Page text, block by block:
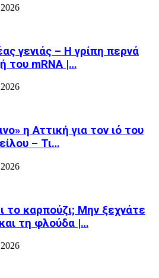
γενιάς – Η γρίπη περνά
του mRNA |…
η Αττική για τον ιό του
– Τι…
το καρπούζι; Μην ξεχνάτε
τη φλούδα |…